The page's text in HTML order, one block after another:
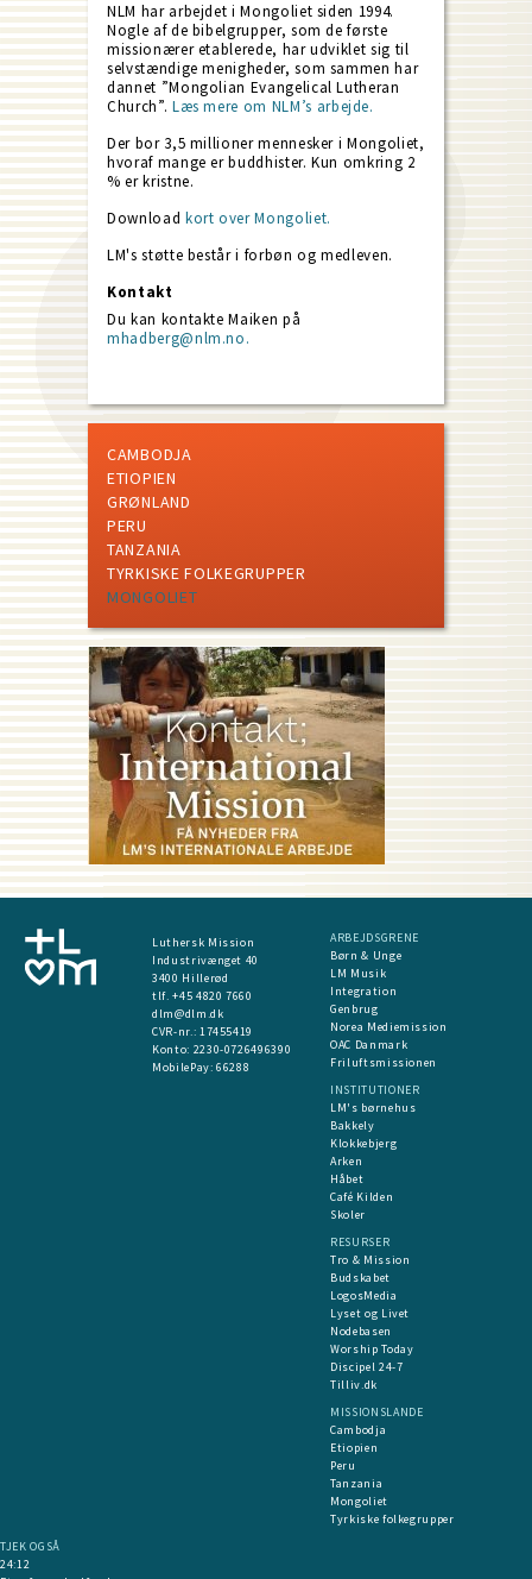
NLM har arbejdet i Mongoliet siden 1994.
Nogle af de bibelgrupper, som de første
missionærer etablerede, har udviklet sig til
selvstændige menigheder, som sammen har
dannet ”Mongolian Evangelical Lutheran
Church”. Læs mere om NLM’s arbejde.
Der bor 3,5 millioner mennesker i Mongoliet,
hvoraf mange er buddhister. Kun omkring 2
% er kristne.
Download kort over Mongoliet.
LM's støtte består i forbøn og medleven.
Kontakt
Du kan kontakte Maiken på
mhadberg@nlm.no.
CAMBODJA
ETIOPIEN
GRØNLAND
PERU
TANZANIA
TYRKISKE FOLKEGRUPPER
MONGOLIET
Luthersk Mission
Industrivænget 40
3400 Hillerød
tlf. +45 4820 7660
dlm@dlm.dk
CVR-nr.: 17455419
​Konto: 2230-0726496390
MobilePay:66288
ARBEJDSGRENE
Børn & Unge
LM Musik
Integration
Genbrug
Norea Mediemission
OAC Danmark
Friluftsmissionen
INSTITUTIONER
LM's børnehus
Bakkely
Klokkebjerg
Arken
Håbet
Café Kilden
Skoler
RESURSER
Tro & Mission
Budskabet
LogosMedia
Lyset og Livet
Nodebasen
Worship Today
Discipel 24-7
Tilliv.dk
MISSIONSLANDE
Cambodja
Etiopien
Peru
Tanzania
Mongoliet
Tyrkiske folkegrupper
TJEK OGSÅ
24:12